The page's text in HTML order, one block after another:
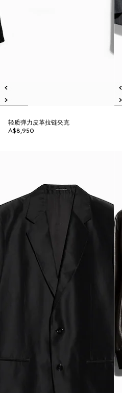
轻质弹力皮革拉链夹克
A$8,950